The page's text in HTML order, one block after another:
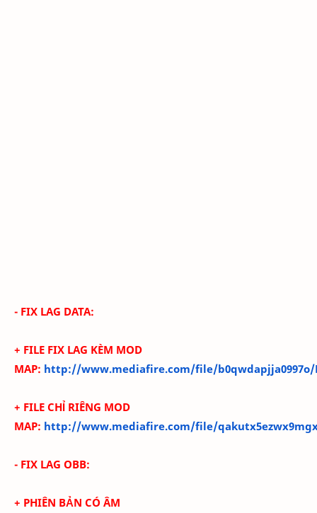
- FIX LAG DATA:
+ FILE FIX LAG KÈM MOD
MAP: http://www.mediafire.com/file/b0qwdapjja0997o/
+ FILE CHỈ RIÊNG MOD
MAP: http://www.mediafire.com/file/qakutx5ezwx9mgx/
- FIX LAG OBB:
+ PHIÊN BẢN CÓ ÂM